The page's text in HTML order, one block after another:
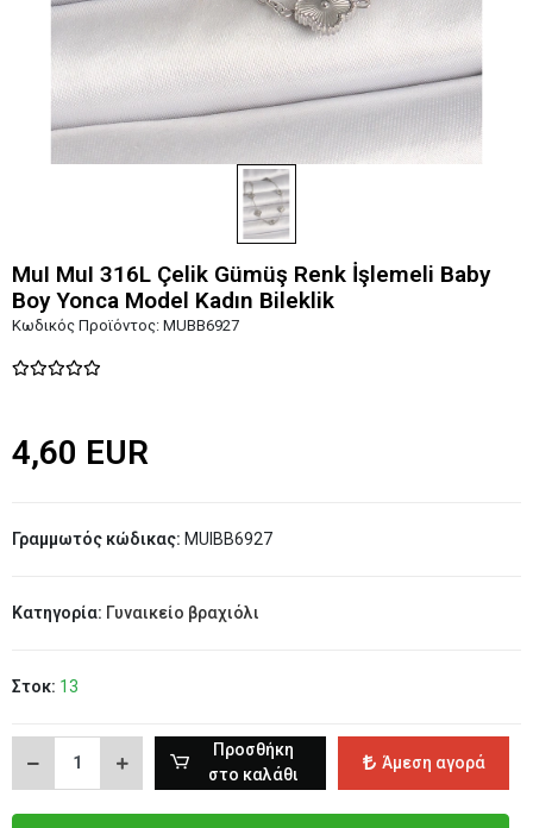
MuI MuI 316L Çelik Gümüş Renk İşlemeli Baby
Boy Yonca Model Kadın Bileklik
Κωδικός Προϊόντος: MUBB6927
4,60 EUR
Γραμμωτός κώδικας: MUIBB6927
Κατηγορία: Γυναικείο βραχιόλι
Στοκ: 13
Προσθήκη
στο καλάθι
Άμεση αγορά